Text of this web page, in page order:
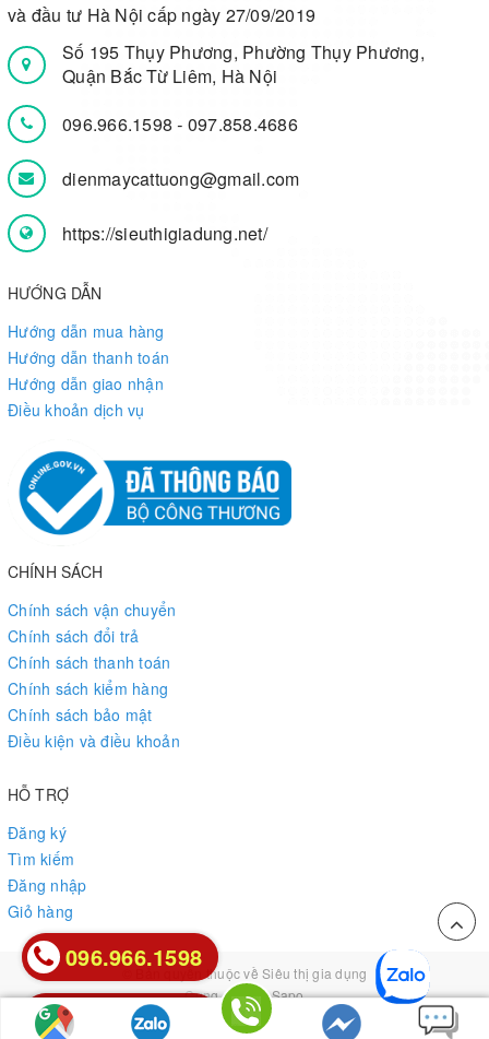
và đầu tư Hà Nội cấp ngày 27/09/2019
Số 195 Thụy Phương, Phường Thụy Phương,
Quận Bắc Từ Liêm, Hà Nội
096.966.1598- 097.858.4686
dienmaycattuong@gmail.com
https://sieuthigiadung.net/
HƯỚNG DẪN
Hướng dẫn mua hàng
Hướng dẫn thanh toán
Hướng dẫn giao nhận
Điều khoản dịch vụ
CHÍNH SÁCH
Chính sách vận chuyển
Chính sách đổi trả
Chính sách thanh toán
Chính sách kiểm hàng
Chính sách bảo mật
Điều kiện và điều khoản
HỖ TRỢ
Đăng ký
Tìm kiếm
Đăng nhập
Giỏ hàng
© Bản quyền thuộc về Siêu thị gia dụng
Cung cấp bởiSapo
096.966.1598
0912.85.85.26
096.966.1598
0912.85.85.26